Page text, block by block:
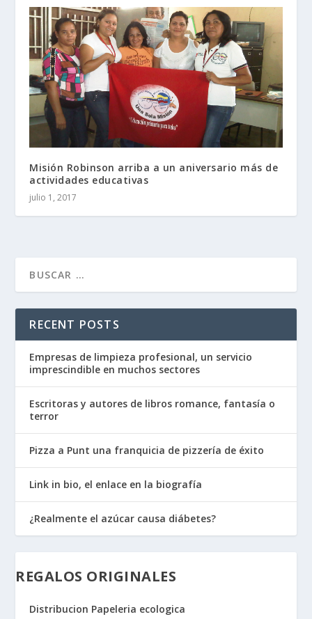
Misión Robinson arriba a un aniversario más de
actividades educativas
julio 1, 2017
RECENT POSTS
Empresas de limpieza profesional, un servicio
imprescindible en muchos sectores
Escritoras y autores de libros romance, fantasía o
terror
Pizza a Punt una franquicia de pizzería de éxito
Link in bio, el enlace en la biografía
¿Realmente el azúcar causa diábetes?
REGALOS ORIGINALES
Distribucion Papeleria ecologica